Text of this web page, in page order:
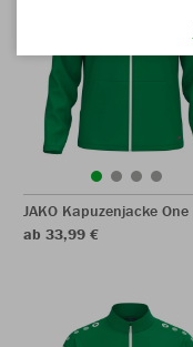
JAKO Kapuzenjacke One
ab 33,99 €